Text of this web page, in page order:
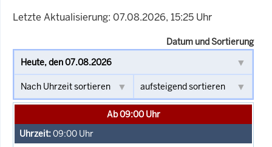
Letzte Aktualisierung: 07.08.2026, 15:25 Uhr
Datum und Sortierung
Ab 09:00 Uhr
09:00 Uhr